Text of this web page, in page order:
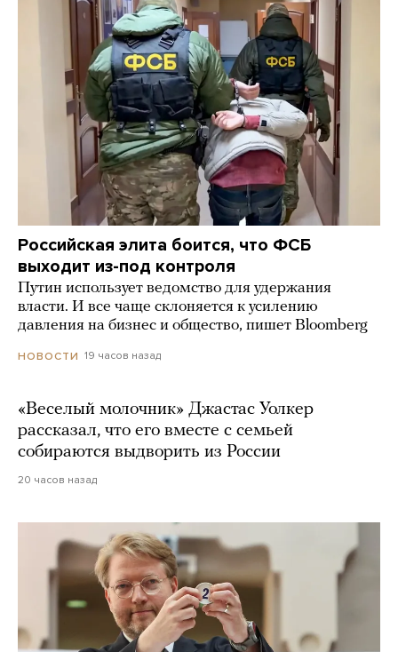
Российская элита боится, что ФСБ
выходит из-под контроля
Путин использует ведомство для удержания
власти. И все чаще склоняется к усилению
давления на бизнес и общество, пишет Bloomberg
НОВОСТИ 19 часов назад
«Веселый молочник» Джастас Уолкер
рассказал, что его вместе с семьей
собираются выдворить из России
20 часов назад